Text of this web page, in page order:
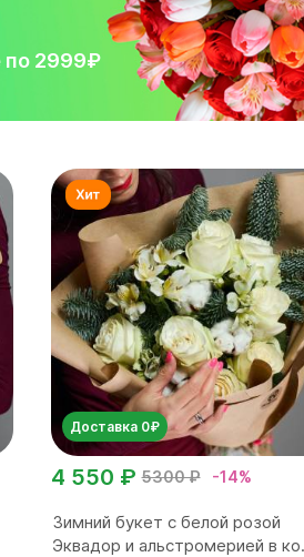
по 2999₽
Доставка 0₽
5300 ₽ -14%
4 550 ₽
Зимний букет с белой розой
Эквадор и альстромерией в